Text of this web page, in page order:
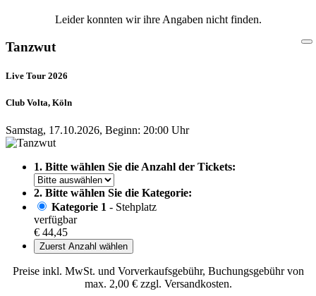
Leider konnten wir ihre Angaben nicht finden.
Tanzwut
Live Tour 2026
Club Volta, Köln
Samstag, 17.10.2026, Beginn: 20:00 Uhr
1. Bitte wählen Sie die Anzahl der Tickets:
2. Bitte wählen Sie die Kategorie:
Kategorie 1 - Stehplatz
verfügbar
€ 44,45
Zuerst Anzahl wählen
Preise inkl. MwSt. und Vorverkaufsgebühr, Buchungsgebühr von
max. 2,00 € zzgl. Versandkosten.